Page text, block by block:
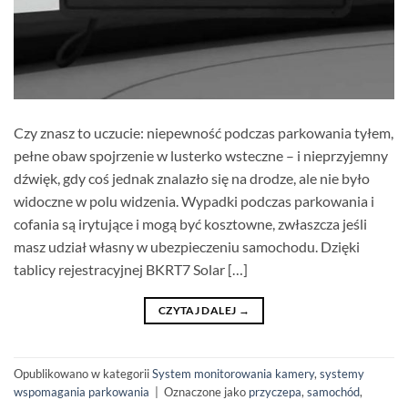
Czy znasz to uczucie: niepewność podczas parkowania tyłem,
pełne obaw spojrzenie w lusterko wsteczne – i nieprzyjemny
dźwięk, gdy coś jednak znalazło się na drodze, ale nie było
widoczne w polu widzenia. Wypadki podczas parkowania i
cofania są irytujące i mogą być kosztowne, zwłaszcza jeśli
masz udział własny w ubezpieczeniu samochodu. Dzięki
tablicy rejestracyjnej BKRT7 Solar […]
CZYTAJ DALEJ →
Opublikowano w kategoriiSystem monitorowania kamery, systemy
wspomagania parkowania
Oznaczone jako przyczepa, samochód,